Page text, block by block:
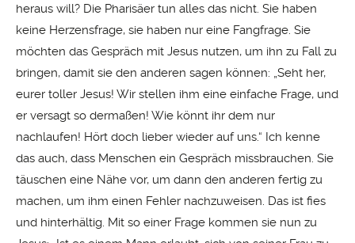
heraus will? Die Pharisäer tun alles das nicht. Sie haben
keine Herzensfrage, sie haben nur eine Fangfrage. Sie
möchten das Gespräch mit Jesus nutzen, um ihn zu Fall zu
bringen, damit sie den anderen sagen können: „Seht her,
eurer toller Jesus! Wir stellen ihm eine einfache Frage, und
er versagt so dermaßen! Wie könnt ihr dem nur
nachlaufen! Hört doch lieber wieder auf uns.“ Ich kenne
das auch, dass Menschen ein Gespräch missbrauchen. Sie
täuschen eine Nähe vor, um dann den anderen fertig zu
machen, um ihm einen Fehler nachzuweisen. Das ist fies
und hinterhältig. Mit so einer Frage kommen sie nun zu